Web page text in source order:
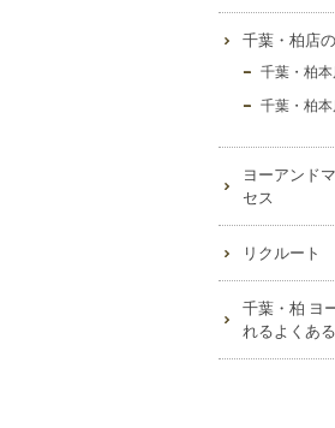
千葉・柏店
千葉・柏
千葉・柏
ヨーアンド
セス
リクルート
千葉・柏 ヨ
れるよくあ